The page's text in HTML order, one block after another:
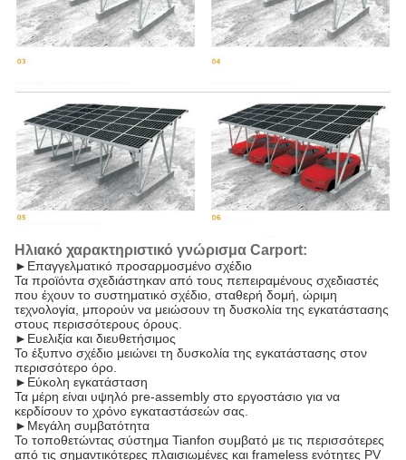
Ηλιακό χαρακτηριστικό γνώρισμα Carport:
► Επαγγελματικό προσαρμοσμένο σχέδιο
Τα προϊόντα σχεδιάστηκαν από τους πεπειραμένους σχεδιαστές
που έχουν το συστηματικό σχέδιο, σταθερή δομή, ώριμη
τεχνολογία, μπορούν να μειώσουν τη δυσκολία της εγκατάστασης
στους περισσότερους όρους.
► Ευελιξία και διευθετήσιμος
Το έξυπνο σχέδιο μειώνει τη δυσκολία της εγκατάστασης στον
περισσότερο όρο.
► Εύκολη εγκατάσταση
Τα μέρη είναι υψηλό pre-assembly στο εργοστάσιο για να
κερδίσουν το χρόνο εγκαταστάσεών σας.
► Μεγάλη συμβατότητα
Το τοποθετώντας σύστημα Tianfon συμβατό με τις περισσότερες
από τις σημαντικότερες πλαισιωμένες και frameless ενότητες PV